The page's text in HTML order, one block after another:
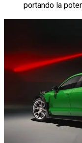
portando la